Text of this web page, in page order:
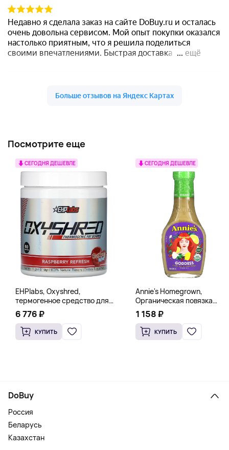
Посмотрите еще
СЕГОДНЯ ДЕШЕВЛЕ
EHPlabs, Oxyshred,
термогенное средство для
сжигания жира, малиновое
освежение, 318 г (11,2 унции)
6 776 ₽
КУПИТЬ
СЕГОДНЯ ДЕШЕВЛЕ
Annie's Homegrown,
Органическая повязка
«Богиня», 236 мл (8 жидк.
унц.)
1 158 ₽
КУПИТЬ
DoBuy
Россия
Беларусь
Казахстан